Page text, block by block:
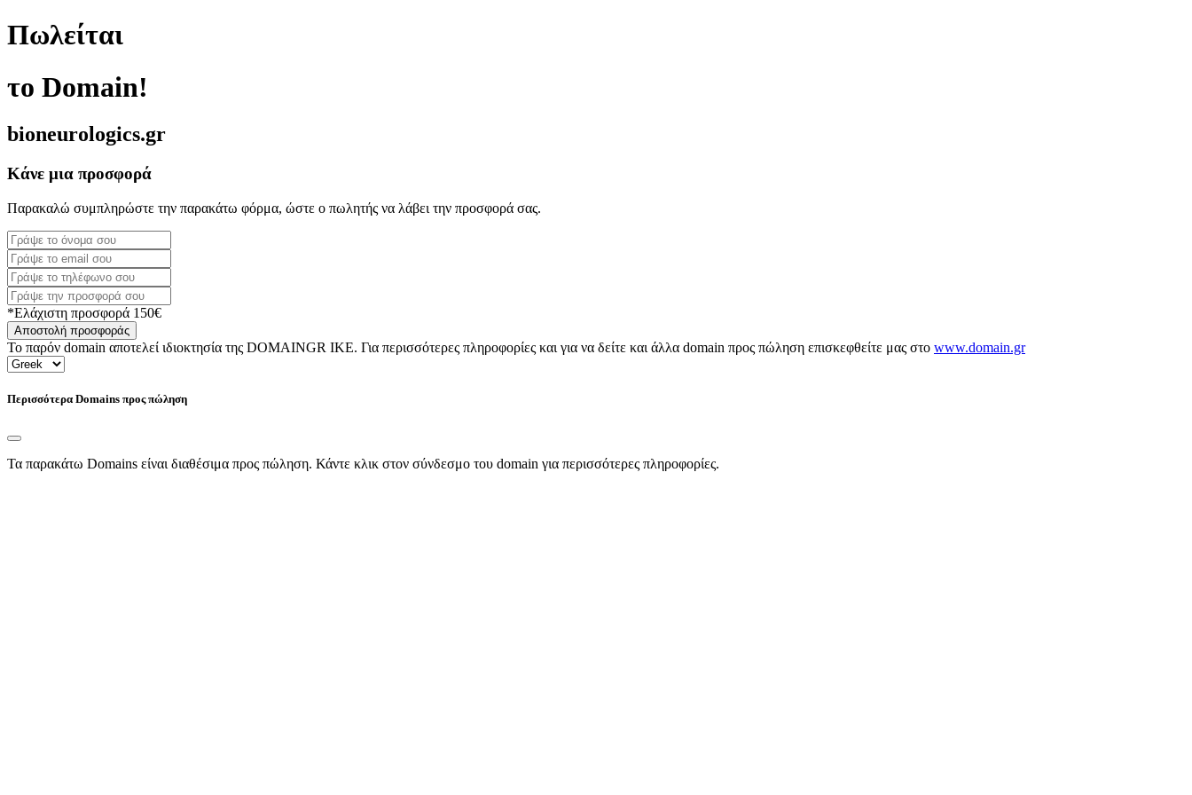
Πωλείται
το Domain!
bioneurologics.gr
Κάνε μια προσφορά
Παρακαλώ συμπληρώστε την παρακάτω φόρμα, ώστε ο πωλητής να λάβει την προσφορά σας.
*Ελάχιστη προσφορά 150€
Αποστολή προσφοράς
Το παρόν domain αποτελεί ιδιοκτησία της DOMAINGR ΙΚΕ. Για περισσότερες πληροφορίες και για να δείτε και άλλα domain προς πώληση επισκεφθείτε μας στο www.domain.gr
Περισσότερα Domains προς πώληση
Τα παρακάτω Domains είναι διαθέσιμα προς πώληση. Κάντε κλικ στον σύνδεσμο του domain για περισσότερες πληροφορίες.